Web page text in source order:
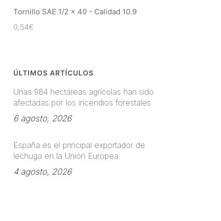
Tornillo SAE 1/2 x 40 - Calidad 10.9
0,54€
ÚLTIMOS ARTÍCULOS
Unas 984 hectáreas agrícolas han sido
afectadas por los incendios forestales
6 agosto, 2026
España es el principal exportador de
lechuga en la Unión Europea
4 agosto, 2026